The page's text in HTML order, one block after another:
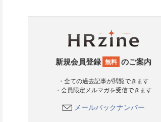
新規会員登録 無料 のご案内
・全ての過去記事が閲覧できます
・会員限定メルマガを受信できます
メールバックナンバー